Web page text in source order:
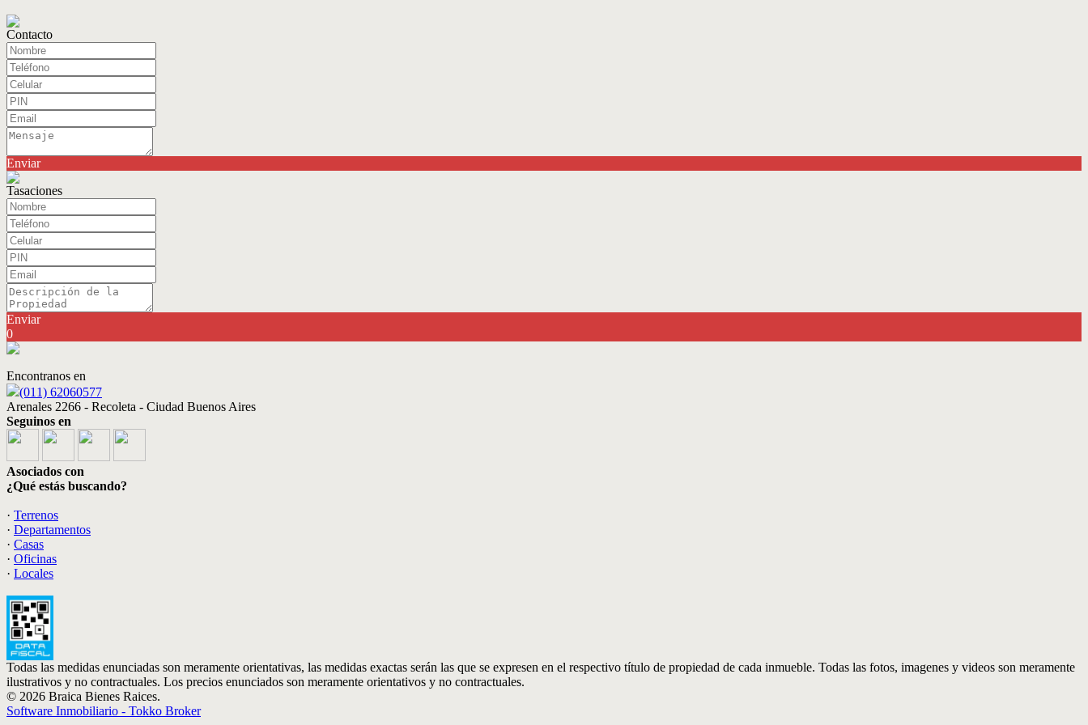
Contacto
Enviar
Tasaciones
Enviar
0
Encontranos en
(011) 62060577
Arenales 2266 - Recoleta - Ciudad Buenos Aires
Seguinos en
Asociados con
¿Qué estás buscando?
· Terrenos
· Departamentos
· Casas
· Oficinas
· Locales
Todas las medidas enunciadas son meramente orientativas, las medidas exactas serán las que se expresen en el respectivo título de propiedad de cada inmueble. Todas las fotos, imagenes y videos son meramente
ilustrativos y no contractuales. Los precios enunciados son meramente orientativos y no contractuales.
© 2026 Braica Bienes Raices.
Software Inmobiliario - Tokko Broker